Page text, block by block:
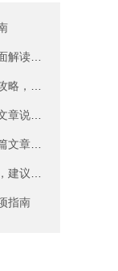
，终...
议...
清楚...
说清...
收藏
指南